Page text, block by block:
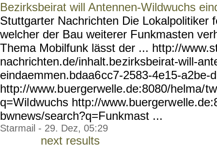
Bezirksbeirat will Antennen-Wildwuchs
Stuttgarter Nachrichten Die Lokalpolitiker
welcher der Bau weiterer Funkmasten
Thema Mobilfunk lässt der ... http://
nachrichten.de/inhalt.bezirksbeirat-will-
eindaemmen.bdaa6cc7-2583-4e15-a2be-
http://www.buergerwelle.de:8080/helma/
q=Wildwuchs http://www.buergerw
bwnews/search?q=Funkmast ...
Starmail - 29. Dez, 05:29
next results